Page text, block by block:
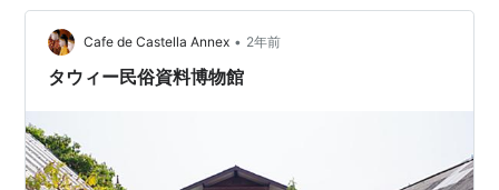
語で帰ってきました。こちらもスマホを相手にかざして
タイ語で話してもらえば、もっとわかりやすいのです
が、すぐにわかりました。 ＜入口＞KP/DA15mm おや、
Cafe de Castella Annex • 2年前
タウィー民俗資料博物館